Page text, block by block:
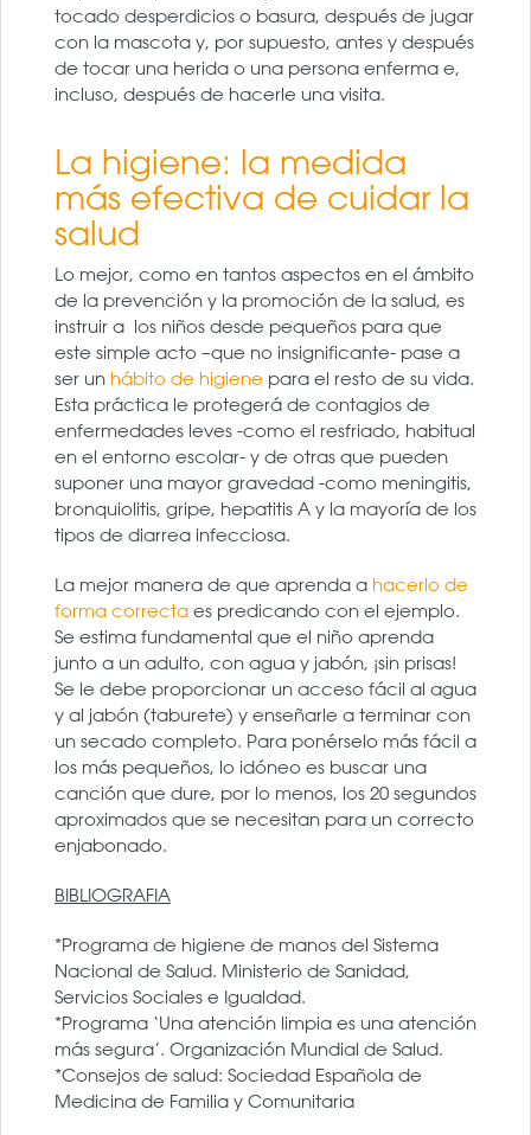
tocado desperdicios o basura, después de jugar
con la mascota y, por supuesto, antes y después
de tocar una herida o una persona enferma e,
incluso, después de hacerle una visita.
La higiene: la medida
más efectiva de cuidar la
salud
Lo mejor, como en tantos aspectos en el ámbito
de la prevención y la promoción de la salud, es
instruir a los niños desde pequeños para que
este simple acto –que no insignificante- pase a
ser un hábito de higiene para el resto de su vida.
Esta práctica le protegerá de contagios de
enfermedades leves -como el resfriado, habitual
en el entorno escolar- y de otras que pueden
suponer una mayor gravedad -como meningitis,
bronquiolitis, gripe, hepatitis A y la mayoría de los
tipos de diarrea infecciosa.
La mejor manera de que aprenda a hacerlo de
forma correcta es predicando con el ejemplo.
Se estima fundamental que el niño aprenda
junto a un adulto, con agua y jabón, ¡sin prisas!
Se le debe proporcionar un acceso fácil al agua
y al jabón (taburete) y enseñarle a terminar con
un secado completo. Para ponérselo más fácil a
los más pequeños, lo idóneo es buscar una
canción que dure, por lo menos, los 20 segundos
aproximados que se necesitan para un correcto
enjabonado.
BIBLIOGRAFIA
*Programa de higiene de manos del Sistema
Nacional de Salud. Ministerio de Sanidad,
Servicios Sociales e Igualdad.
*Programa ‘Una atención limpia es una atención
más segura’. Organización Mundial de Salud.
*Consejos de salud: Sociedad Española de
Medicina de Familia y Comunitaria